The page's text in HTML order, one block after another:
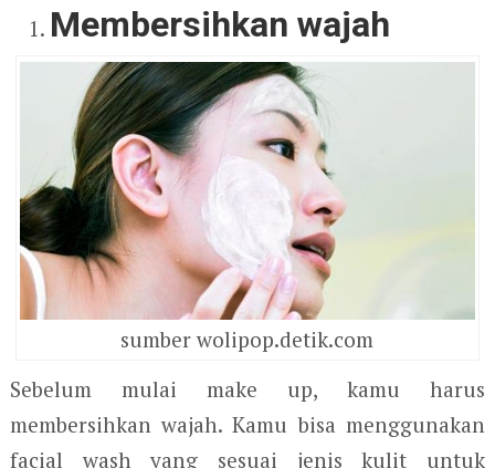
Membersihkan wajah
sumber wolipop.detik.com
Sebelum mulai make up, kamu harus
membersihkan wajah. Kamu bisa menggunakan
facial wash yang sesuai jenis kulit untuk